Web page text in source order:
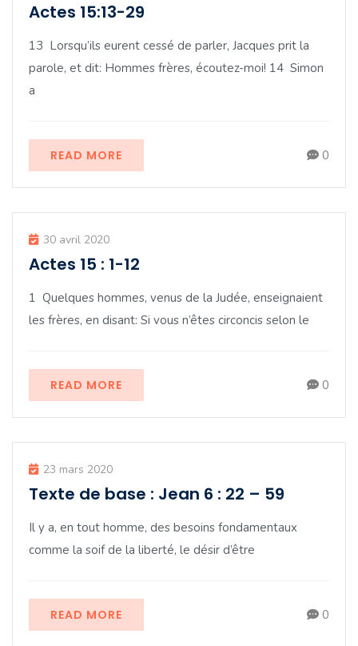
Actes 15:13-29
13 Lorsqu’ils eurent cessé de parler, Jacques prit la
parole, et dit: Hommes frères, écoutez-moi! 14 Simon
a
READ MORE 0
30 avril 2020
Actes 15 : 1-12
1 Quelques hommes, venus de la Judée, enseignaient
les frères, en disant: Si vous n’êtes circoncis selon le
READ MORE 0
23 mars 2020
Texte de base : Jean 6 : 22 – 59
Il y a, en tout homme, des besoins fondamentaux
comme la soif de la liberté, le désir d’être
READ MORE 0